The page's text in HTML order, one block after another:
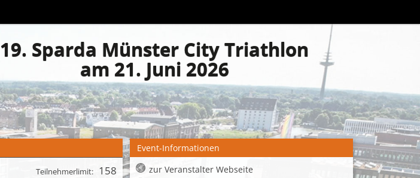
19. Sparda Münster City Triathlon
am 21. Juni 2026
Teilnehmerlimit: 158
Event-Informationen
zur Veranstalter Webseite